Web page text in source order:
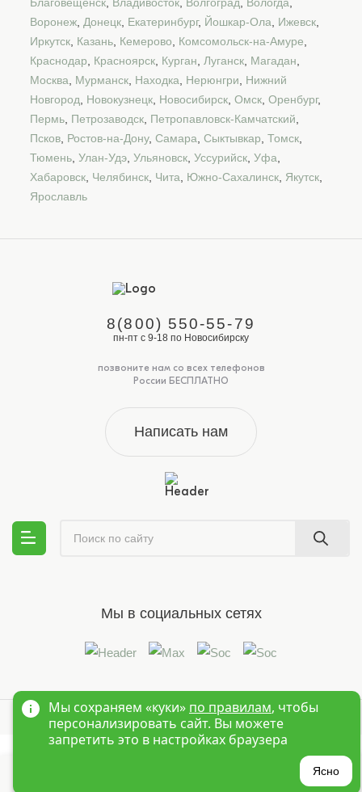
?
Благовещенск, Владивосток, Волгоград, Вологда,
Воронеж, Донецк, Екатеринбург, Йошкар-Ола, Ижевск,
Иркутск, Казань, Кемерово, Комсомольск-на-Амуре,
Краснодар, Красноярск, Курган, Луганск, Магадан,
Москва, Мурманск, Находка, Нерюнгри, Нижний
Новгород, Новокузнецк, Новосибирск, Омск, Оренбург,
Пермь, Петрозаводск, Петропавловск-Камчатский,
Псков, Ростов-на-Дону, Самара, Сыктывкар, Томск,
Тюмень, Улан-Удэ, Ульяновск, Уссурийск, Уфа,
Хабаровск, Челябинск, Чита, Южно-Сахалинск, Якутск,
Ярославль
8(800) 550-55-79
пн-пт с 9-18 по Новосибирску
позвоните нам со всех телефонов
России БЕСПЛАТНО
Написать нам
Мы в социальных сетях
© 1995-2026 Оптовый интернет магазин детской одежды «Краски
Детства»Новосибирск
Мы сохраняем «куки» по правилам, чтобы
персонализировать сайт. Вы можете
запретить это в настройках браузера
Ясно